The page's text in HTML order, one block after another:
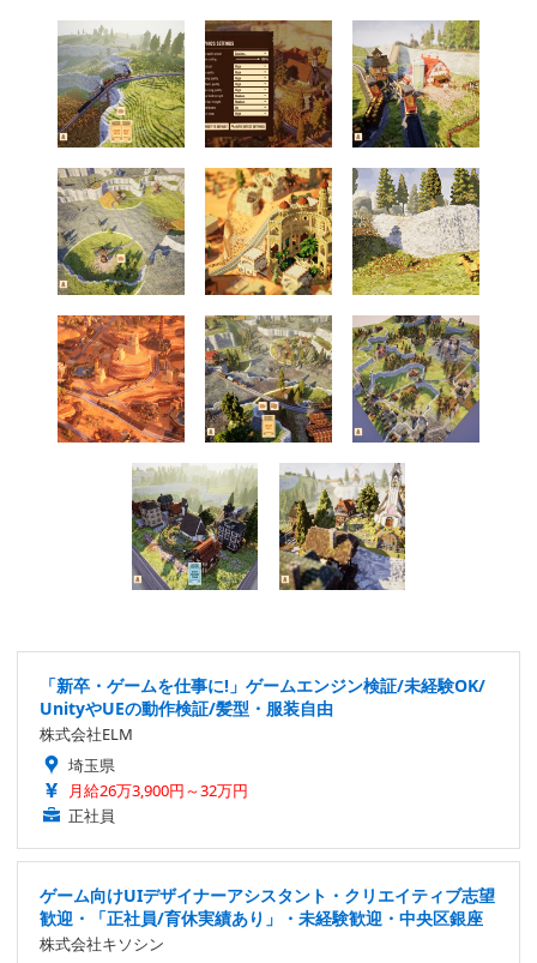
「新卒・ゲームを仕事に!」ゲームエンジン検証/未経験OK/
UnityやUEの動作検証/髪型・服装自由
株式会社ELM
埼玉県
月給26万3,900円～32万円
正社員
ゲーム向けUIデザイナーアシスタント・クリエイティブ志望
歓迎・「正社員/育休実績あり」・未経験歓迎・中央区銀座
株式会社キソシン